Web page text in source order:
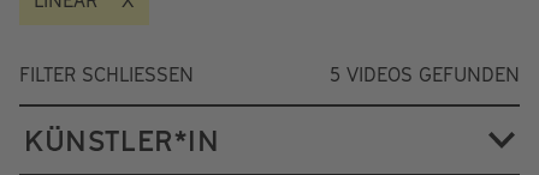
FILTER SCHLIESSEN 5 VIDEOS GEFUNDEN
KÜNSTLER*IN